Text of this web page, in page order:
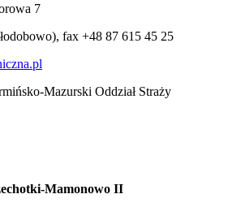
7
fax +48 87 615 45 25
Mazurski Oddział Straży
Mamonowo II